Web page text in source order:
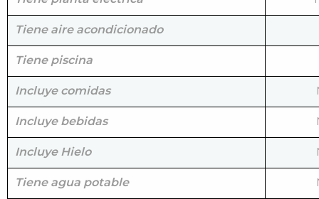
Tiene aire acondicionado
Tiene piscina
Incluye comidas
Incluye bebidas
Incluye Hielo
Tiene agua potable